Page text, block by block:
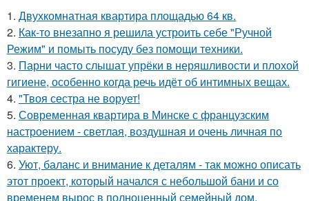
1. Двухкомнатная квартира площадью 64 кв.
2. Как-то внезапно я решила устроить себе "Ручной
Режим" и помыть посуду без помощи техники.
3. Парни часто слышат упрёки в неряшливости и плохой
гигиене, особенно когда речь идёт об интимных вещах.
4. "Твоя сестра не ворует!
5. Современная квартира в Минске с французским
настроением - светлая, воздушная и очень личная по
характеру.
6. Уют, баланс и внимание к деталям - так можно описать
этот проект, который начался с небольшой бани и со
временем вырос в полноценный семейный дом.